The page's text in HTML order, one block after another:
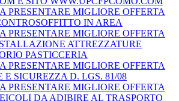
PRESENTARE MIGLIORE OFFERTA
IN AREA
PRESENTARE MIGLIORE OFFERTA
ATTREZZATURE
PASTICCERIA
PRESENTARE MIGLIORE OFFERTA
E SICUREZZA D. LGS. 81/08
PRESENTARE MIGLIORE OFFERTA
DA ADIBIRE AL TRASPORTO